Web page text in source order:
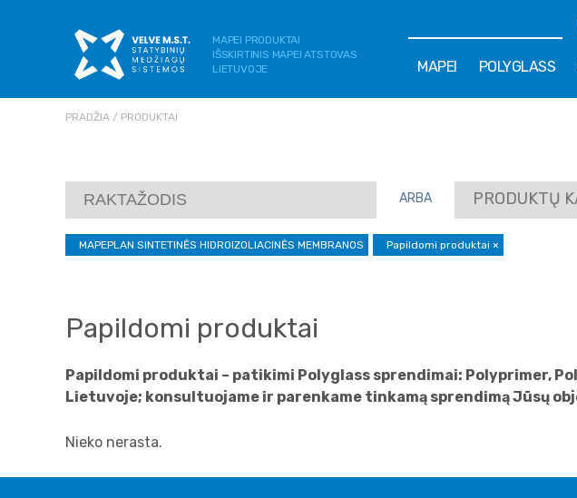
MAPEI PRODUKTAI
IŠSKIRTINIS MAPEI ATSTOVAS
LIETUVOJE
MAPEI POLYGLASS
PRADŽIA PRODUKTAI
ARBA PRODUKTŲ
MAPEPLAN SINTETINĖS HIDROIZOLIACINĖS MEMBRANOS Papildomi produktai ×
Papildomi produktai
Papildomi produktai – patikimi Polyglass sprendimai: Polyprimer,
Lietuvoje; konsultuojame ir parenkame tinkamą sprendimą Jūsų
Nieko nerasta.